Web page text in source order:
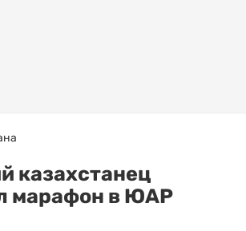
казахстанец
марафон в ЮАР